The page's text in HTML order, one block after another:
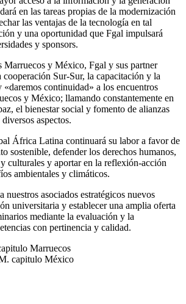
en las tareas propias de la modernización
las ventajas de la tecnología en tal
y una oportunidad que Fgal impulsará
y sponsors.
Marruecos y México, Fgal y sus partner
cooperación Sur-Sur, la capacitación y la
continuidad» a los encuentros
y México; llamando constantemente en
el bienestar social y fomento de alianzas
aspectos.
África Latina continuará su labor a favor de
sostenible, defender los derechos humanos,
culturales y aportar en la reflexión-acción
ambientales y climáticos.
nuestros asociados estratégicos nuevos
universitaria y establecer una amplia oferta
mediante la evaluación y la
con pertinencia y calidad.
Marruecos
capitulo México